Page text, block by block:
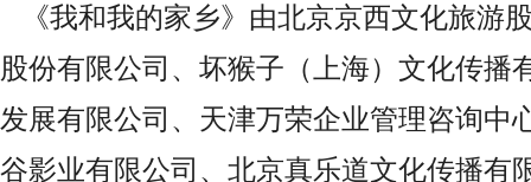
《我和我的家乡》由北京京西文化旅游
股份有限公司、坏猴子（上海）文化传播
发展有限公司、天津万荣企业管理咨询中
谷影业有限公司、北京真乐道文化传播有